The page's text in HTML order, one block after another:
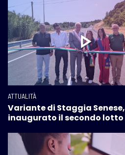
ATTUALITÀ
Variante di Staggia Senese,
inaugurato il secondo lotto